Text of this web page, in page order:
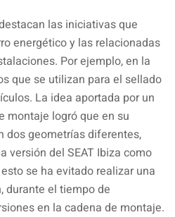
las iniciativas que
energético y las relacionadas
Por ejemplo, en la
que se utilizan para el sellado
La idea aportada por un
montaje logró que en su
dos geometrías diferentes,
versión del SEAT Ibiza como
se ha evitado realizar una
durante el tiempo de
en la cadena de montaje.